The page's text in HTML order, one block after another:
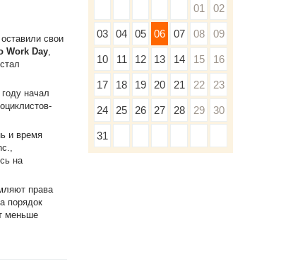
свои
Work Day,
начал
и время
на
права
порядок
меньше
01 02
03 04 05 06 07 08 09
10 11 12 13 14 15 16
17 18 19 20 21 22 23
24 25 26 27 28 29 30
31